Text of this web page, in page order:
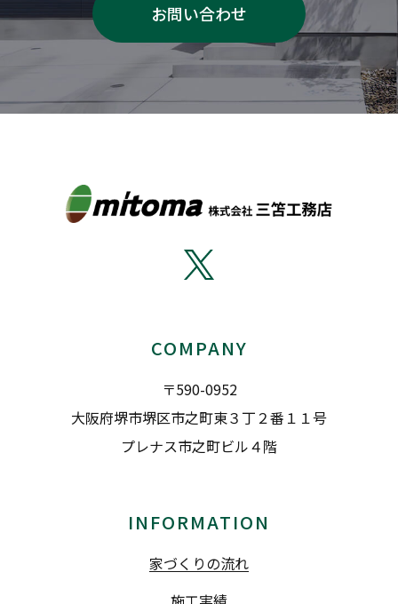
お問い合わせ
COMPANY
〒590-0952
大阪府堺市堺区市之町東３丁２番１１号
プレナス市之町ビル４階
INFORMATION
家づくりの流れ